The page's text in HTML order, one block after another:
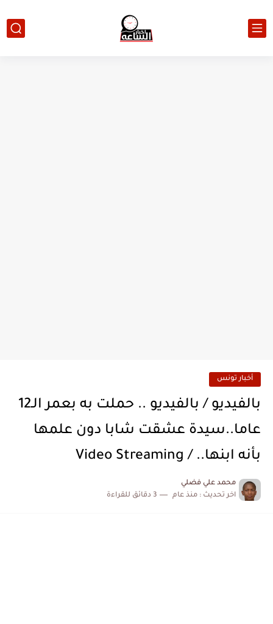
أخبار تونس
بالفيديو / بالفيديو .. حملت به بعمر الـ12
عاما..سيدة عشقت شابا دون علمها
بأنه ابنها.. / Video Streaming
محمد علي فضلي
اخر تحديث : منذ عام 3 دقائق للقراءة